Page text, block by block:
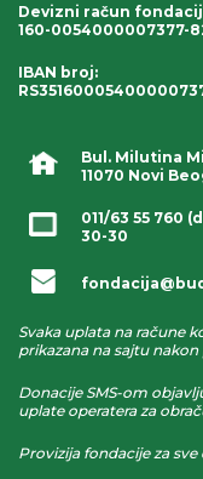
Bul. Milutina
11070 Novi
011/63 55 760
30-30
Svaka uplata na račune
prikazana na sajtu
Donacije SMS-om
uplate operatera za
Provizija fondacije za sve
Devizni račun
160-0054000007377-
IBAN broj: